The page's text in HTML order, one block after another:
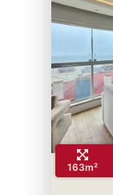
163m²